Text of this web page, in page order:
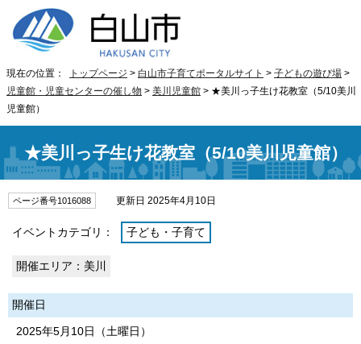
現在の位置： トップページ > 白山市子育てポータルサイト > 子どもの遊び場 >
児童館・児童センターの催し物 > 美川児童館 > ★美川っ子生け花教室（5/10美川
児童館）
★美川っ子生け花教室（5/10美川児童館）
ページ番号1016088 更新日 2025年4月10日
イベントカテゴリ： 子ども・子育て
開催エリア：美川
開催日
2025年5月10日（土曜日）